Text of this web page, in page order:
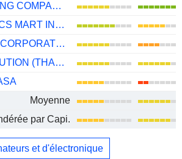
RAYA HOLDING COMPANY FOR FINANCIAL INVESTMENTS (S.A.E)
ELECTRONICS MART INDIA LIMITED
DIGIWORLD CORPORATION
SIS DISTRIBUTION (THAILAND)
Moyenne
par Capi.
et d'électronique